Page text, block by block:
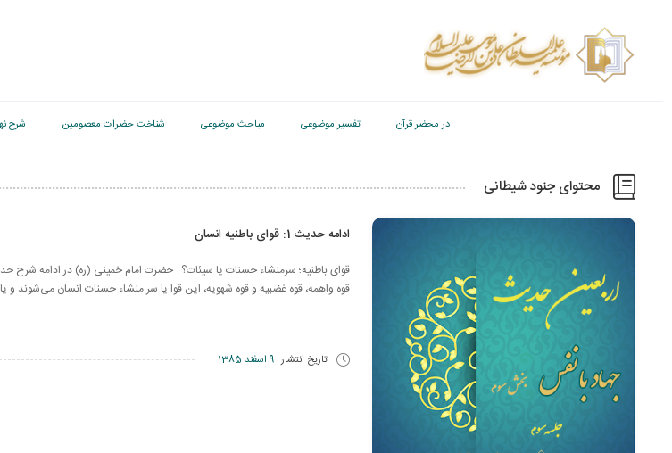
در محضر قرآن تفسیر موضوعی مباحث موضوعی شناخت حضرات معصومین شرح
محتوای جنود شیطانی
ادامه حدیث 1: قوای باطنیه انسان
قوای باطنیه؛ سرمنشاء حسنات یا سیئات؟ حضرت امام خمینی (ره) در ادامه شرح
قوه واهمه، قوه غضبیه و قوه شهویه، این قوا یا سر منشاء حسنات انسان می‌شوند و
تاریخ انتشار 9 اسفند 1385